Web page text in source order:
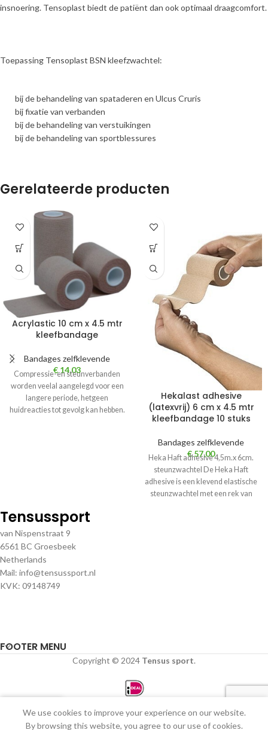
insnoering. Tensoplast biedt de patiënt dan ook optimaal draagcomfort.
Toepassing Tensoplast BSN kleefzwachtel:
bij de behandeling van spataderen en Ulcus Cruris
bij fixatie van verbanden
bij de behandeling van verstuikingen
bij de behandeling van sportblessures
Gerelateerde producten
Acrylastic 10 cm x 4.5 mtr
kleefbandage
Bandages zelfklevende
€ 14,03
Compressie-en steunverbanden
worden veelal aangelegd voor een
langere periode, hetgeen
huidreacties tot gevolg kan hebben.
Hekalast adhesive
(latexvrij) 6 cm x 4.5 mtr
kleefbandage 10 stuks
Bandages zelfklevende
€57,00
Heka Haft adhesive 4,5m.x 6cm.
steunzwachtel De Heka Haft
adhesive is een klevend elastische
steunzwachtel met een rek van
Tensussport
van Nispenstraat 9
6561 BC Groesbeek
Netherlands
Mail: info@tensussport.nl
KVK: 09148749
FOOTER MENU
Copyright © 2024 Tensus sport.
We use cookies to improve your experience on our website.
By browsing this website, you agree to our use of cookies.
VerlanglijstWinkelwagen
Mijn account